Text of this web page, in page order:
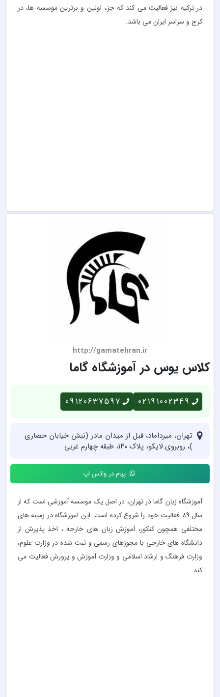
در ترکیه نیز فعالیت می کند که جزء اولین و برترین موسسه ها، در
کرج و سراسر ایران می باشد.
http://gamatehran.ir
کلاس یوس در آموزشگاه گاما
02191002349
09120637597
تهران، میرداماد، قبل از میدان مادر (نبش خیابان حصاری
)، روبروی لایکو، پلاک ۱۴۰، طبقه چهارم غربی
پیام در واتس اپ
آموزشگاه زبان گاما در تهران، در اصل یک موسسه آموزشی است که از
سال 89 فعالیت خود را شروع کرده است. این آموزشگاه در زمینه های
مختلفی همچون کنکور، آموزش زبان های خارجه ، اخذ پذیرش از
دانشگاه های خارجی با مجوزهای رسمی و ثبت شده در وزارت علوم،
وزارت فرهنگ و ارشاد اسلامی و وزارت آموزش و پرورش فعالیت می
کند.